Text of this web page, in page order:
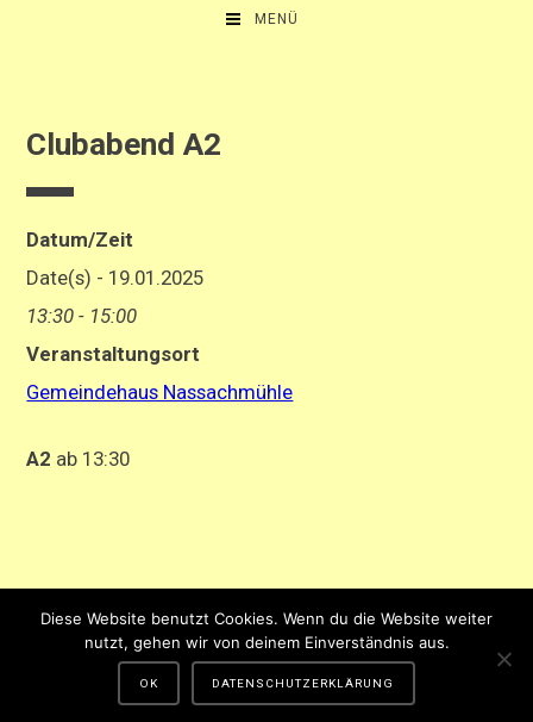
MENÜ
Clubabend A2
Datum/Zeit
Date(s) - 19.01.2025
13:30 - 15:00
Veranstaltungsort
Gemeindehaus Nassachmühle
A2 ab 13:30
Gestaltung und Hosting von Matthias Hehn,MyWebstage.de
Diese Website benutzt Cookies. Wenn du die Website weiter
nutzt, gehen wir von deinem Einverständnis aus.
OK DATENSCHUTZERKLÄRUNG